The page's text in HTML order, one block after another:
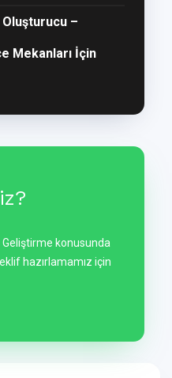
Oluşturucu –
Mekanları İçin
Geliştirme konusunda
hazırlamamız için